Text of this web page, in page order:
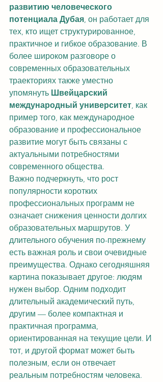
развитию человеческого
потенциала Дубая, он работает для
тех, кто ищет структурированное,
практичное и гибкое образование. В
более широком разговоре о
современных образовательных
траекториях также уместно
упомянуть Швейцарский
международный университет, как
пример того, как международное
образование и профессиональное
развитие могут быть связаны с
актуальными потребностями
современного общества.
Важно подчеркнуть, что рост
популярности коротких
профессиональных программ не
означает снижения ценности долгих
образовательных маршрутов. У
длительного обучения по-прежнему
есть важная роль и свои очевидные
преимущества. Однако сегодняшняя
картина показывает другое: людям
нужен выбор. Одним подходит
длительный академический путь,
другим — более компактная и
практичная программа,
ориентированная на текущие цели. И
тот, и другой формат может быть
полезным, если он отвечает
реальным потребностям человека.